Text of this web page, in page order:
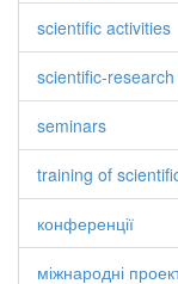
scientific activities
scientific-
seminars
training of
конференції
міжнародні